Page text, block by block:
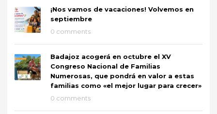
¡Nos vamos de vacaciones! Volvemos en
septiembre
0 comments
Badajoz acogerá en octubre el XV
Congreso Nacional de Familias
Numerosas, que pondrá en valor a estas
familias como «el mejor lugar para crecer»
0 comments